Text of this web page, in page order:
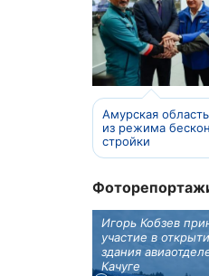
Амурская
из режима
стройки
Игорь Кобзев
участие в
здания
Качуге